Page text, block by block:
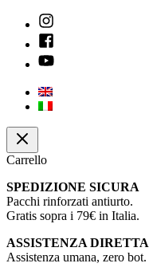
Carrello
SPEDIZIONE SICURA
Pacchi rinforzati antiurto.
Gratis sopra i 79€ in Italia.
ASSISTENZA DIRETTA
Assistenza umana, zero bot.